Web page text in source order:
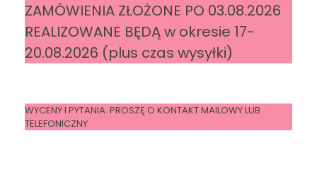
ZAMÓWIENIA ZŁOŻONE PO 03.08.2026
REALIZOWANE BĘDĄ w okresie 17-
20.08.2026 (plus czas wysyłki)
WYCENY I PYTANIA. PROSZĘ O KONTAKT MAILOWY LUB
TELEFONICZNY